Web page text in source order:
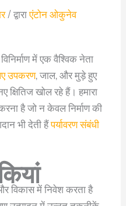
/ द्वाराएंटोन ओकुनेव
में एक वैश्विक नेता
उपकरण, जाल, और मुड़े हुए
क्षितिज खोल रहे हैं। हमारा
है जो न केवल निर्माण की
भी देती हैंपर्यावरण संबंधी
विकास में निवेश करता है